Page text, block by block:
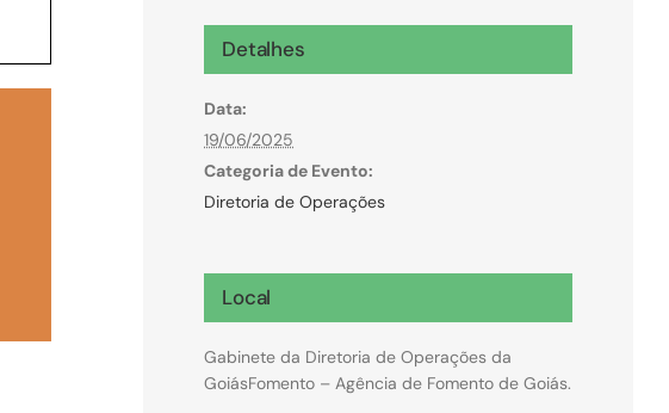
Microcrédito
Para MEI, microempresas e pessoas físicas
(feirantes e transportes)
Detalhes
Data:
19/06/2025
Categoria de Evento:
Diretoria de Operações
Local
Gabinete da Diretoria de Operações da
GoiásFomento – Agência de Fomento de Goiás.